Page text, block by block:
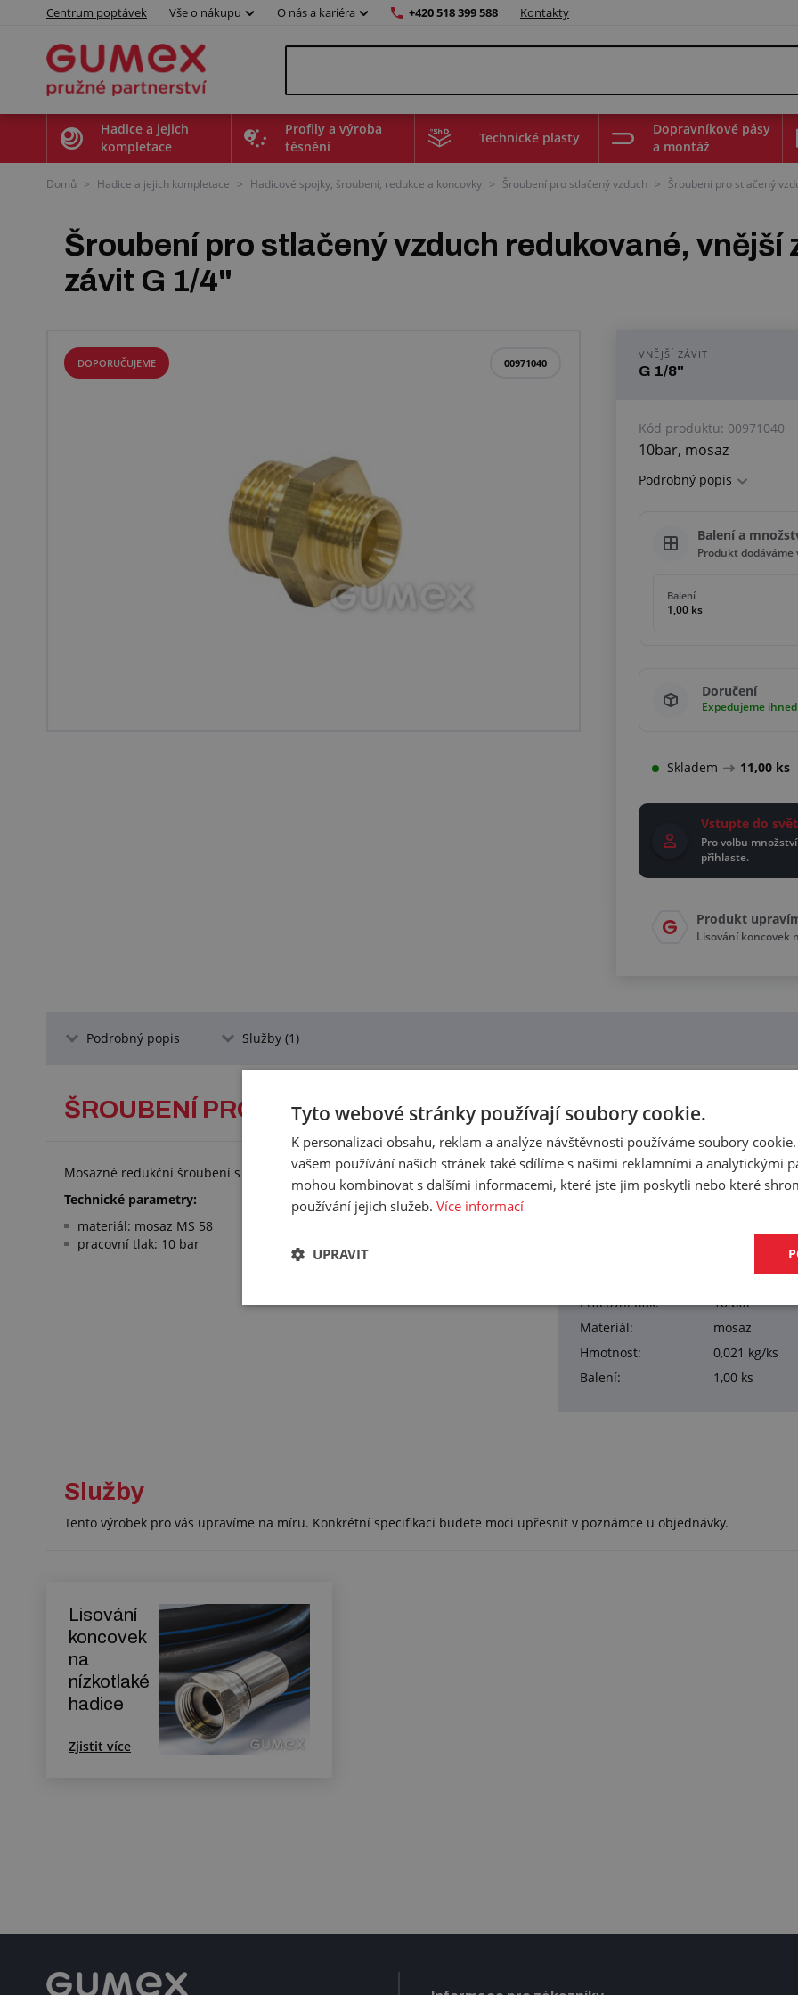
Centrum poptávek Vše o nákupu O nás a kariéra +420 518 399 588 Kontakty
Hadice a jejich
kompletace
Profily a výroba
těsnění
Technické plasty
Dopravníkové pásy
a montáž
Domů > Hadice a jejich kompletace > Hadicové spojky, šroubení, redukce a koncovky > Šroubení pro stlačený vzduch > Šroubení pro stlačený
Šroubení pro stlačený vzduch redukované, vnější
závit G 1/4"
00971040
DOPORUČUJEME
VNĚJŠÍ ZÁVIT
G 1/8"
Kód produktu: 00971040
10bar, mosaz
Podrobný popis
Balení a
Produkt
Balení
1,00 ks
Doručení
Expedujeme ihned
Skladem 11,00 ks
Vstupte do
Pro volbu
přihlaste.
Produkt
Lisování koncovek
Podrobný popis Služby (1)
ŠROUBENÍ PRO STLAČENÝ VZDUCH S VNĚJŠÍMI ZÁVITY -
Mosazné redukční šroubení s vnějšími závity určené pro stlačený vzduch.
Technické parametry:
materiál: mosaz MS 58
pracovní tlak: 10 bar
Pracovní tlak:
10 bar
Materiál:
mosaz
Hmotnost:
0,021 kg/ks
Balení:
1,00 ks
Služby
Tento výrobek pro vás upravíme na míru. Konkrétní specifikaci budete moci upřesnit v poznámce u objednávky.
Lisování
koncovek
na
nízkotlaké
hadice
Zjistit více
Tyto webové stránky používají soubory cookie.
K personalizaci obsahu, reklam a analýze návštěvnosti používáme soubory
vašem používání našich stránek také sdílíme s našimi reklamními a analytickými
mohou kombinovat s dalšími informacemi, které jste jim poskytli nebo které
používání jejich služeb. Více informací
UPRAVIT